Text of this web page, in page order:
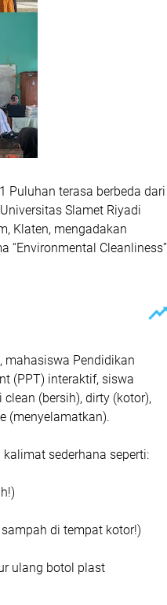
Puluhan terasa berbeda dari
Slamet Riyadi
Klaten, mengadakan
“Environmental Cleanliness”
mahasiswa Pendidikan
(PPT) interaktif, siswa
(bersih), dirty (kotor),
(menyelamatkan).
sederhana seperti:
di tempat kotor!)
ulang botol plast